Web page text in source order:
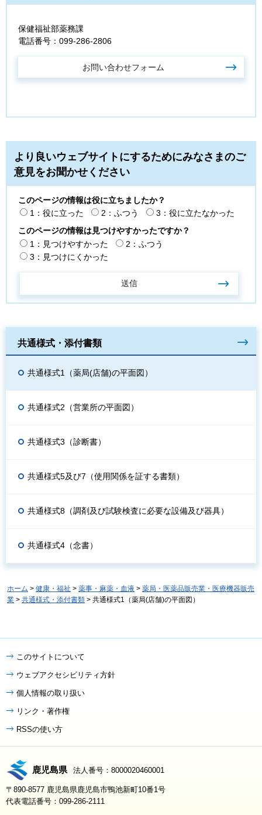
保健福祉部薬務課
電話番号：099-286-2806
より良いウェブサイトにするためにみなさまのご
意見をお聞かせください
このページの情報は役に立ちましたか？
1：役に立った
2：ふつう
3：役に立たなかった
このページの情報は見つけやすかったですか？
1：見つけやすかった
2：ふつう
3：見つけにくかった
共通様式・添付書類
共通様式1（薬局(店舗)の平面図）
共通様式2（営業所の平面図）
共通様式3（診断書）
共通様式5及び7（使用関係を証する書類）
共通様式8（調剤及び試験検査に必要な設備及び器具）
共通様式4（念書）
ホーム > 健康・福祉 > 薬事・麻薬・血液 > 薬局・医薬品販売業・医療機器販売
業 > 共通様式・添付書類 > 共通様式1（薬局(店舗)の平面図）
このサイトについて
ウェブアクセシビリティ方針
個人情報の取り扱い
リンク・著作権
RSSの使い方
鹿児島県 法人番号：8000020460001
〒890-8577 鹿児島県鹿児島市鴨池新町10番1号
代表電話番号：099-286-2111